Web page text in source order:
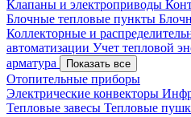
Клапаны и электроприводы
Блочные тепловые пункты
Коллекторные и
автоматизации Учет тепловой
арматура
Показать все
Отопительные приборы
Электрические конвекторы
Тепловые завесы Тепловые